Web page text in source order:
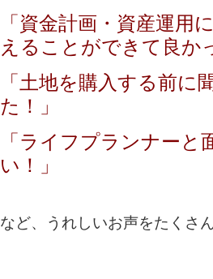
「資金計画・資産運用
えることができて良か
「土地を購入する前に
た！」
「ライフプランナーと
い！」
など、うれしいお声をたくさ